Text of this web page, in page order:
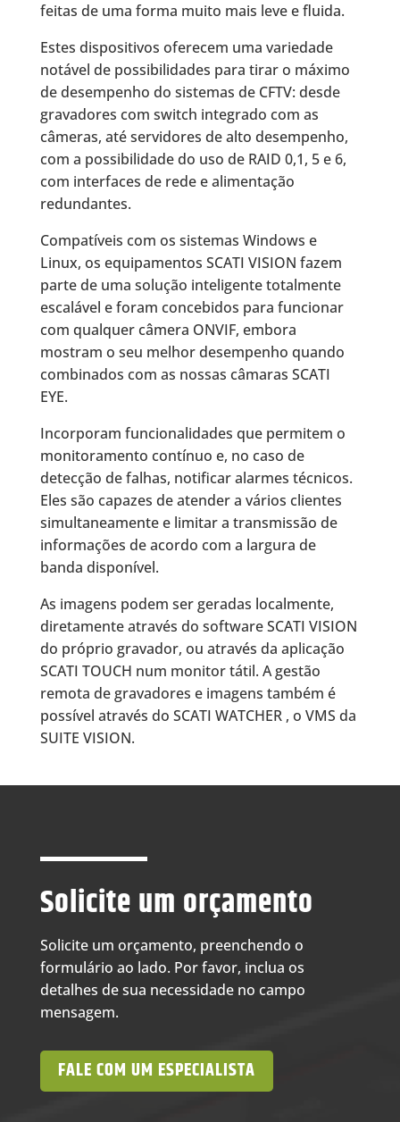
feitas de uma forma muito mais leve e fluida.
Estes dispositivos oferecem uma variedade
notável de possibilidades para tirar o máximo
de desempenho do sistemas de CFTV: desde
gravadores com switch integrado com as
câmeras, até servidores de alto desempenho,
com a possibilidade do uso de RAID 0,1, 5 e 6,
com interfaces de rede e alimentação
redundantes.
Compatíveis com os sistemas Windows e
Linux, os equipamentos SCATI VISION fazem
parte de uma solução inteligente totalmente
escalável e foram concebidos para funcionar
com qualquer câmera ONVIF, embora
mostram o seu melhor desempenho quando
combinados com as nossas câmaras SCATI
EYE.
Incorporam funcionalidades que permitem o
monitoramento contínuo e, no caso de
detecção de falhas, notificar alarmes técnicos.
Eles são capazes de atender a vários clientes
simultaneamente e limitar a transmissão de
informações de acordo com a largura de
banda disponível.
As imagens podem ser geradas localmente,
diretamente através do software SCATI VISION
do próprio gravador, ou através da aplicação
SCATI TOUCH num monitor tátil. A gestão
remota de gravadores e imagens também é
possível através do SCATI WATCHER , o VMS da
SUITE VISION.
Solicite um orçamento
Solicite um orçamento, preenchendo o
formulário ao lado. Por favor, inclua os
detalhes de sua necessidade no campo
mensagem.
FALE COM UM ESPECIALISTA